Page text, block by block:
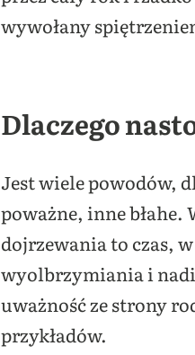
wywołany
Dlaczego
Jest wiele powodów,
poważne, inne błahe.
dojrzewania to czas,
wyolbrzymiania i
uważność ze strony
przykładów.